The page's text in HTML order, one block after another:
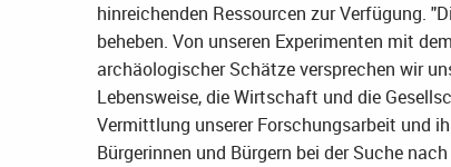
hinreichenden Ressourcen zur Verfügung.
beheben. Von unseren Experimenten mit
archäologischer Schätze versprechen wir
Lebensweise, die Wirtschaft und die
Vermittlung unserer Forschungsarbeit und
Bürgerinnen und Bürgern bei der Suche